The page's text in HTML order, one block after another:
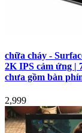
chữa cháy -
2K IPS cảm ứng |
chưa gồm bàn
2,999